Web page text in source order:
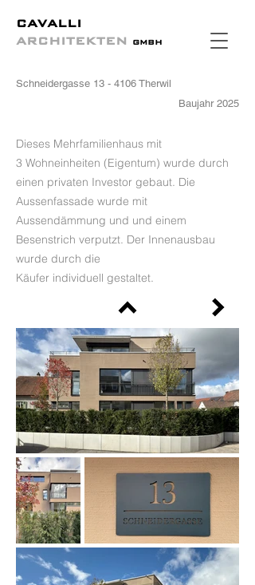
CAVALLI
ARCHITEKTEN GMBH
Schneidergasse 13 - 4106 Therwil
Baujahr 2025
Dieses Mehrfamilienhaus mit
3 Wohneinheiten (Eigentum) wurde durch
einen privaten Investor gebaut. Die
Aussenfassade wurde mit
Aussendämmung und und einem
Besenstrich verputzt. Der Innenausbau
wurde durch die
Käufer individuell gestaltet.